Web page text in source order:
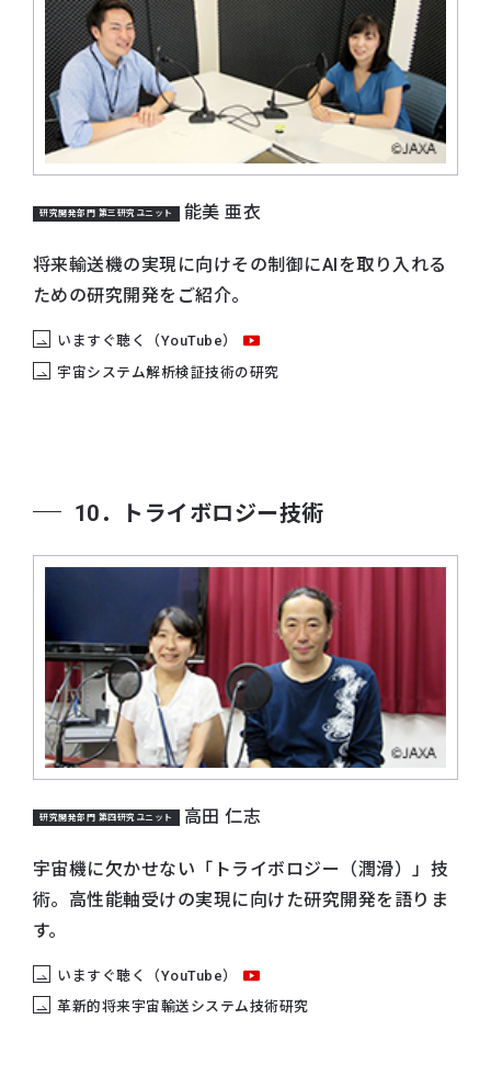
研究開発部門 第三研究ユニット 能美 亜衣
将来輸送機の実現に向けその制御にAIを取り入れる
ための研究開発をご紹介。
いますぐ聴く（YouTube）
宇宙システム解析検証技術の研究
10．トライボロジー技術
研究開発部門 第四研究ユニット 高田 仁志
宇宙機に欠かせない「トライボロジー（潤滑）」技
術。高性能軸受けの実現に向けた研究開発を語りま
す。
いますぐ聴く（YouTube）
革新的将来宇宙輸送システム技術研究